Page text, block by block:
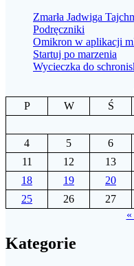
Zmarła Jadwiga
Podręczniki
Omikron w aplikacji
Startuj po marzenia
Wycieczka do
P
W Ś
4
5 6
11
12 13
18
19 20
25
26 27
Kategorie